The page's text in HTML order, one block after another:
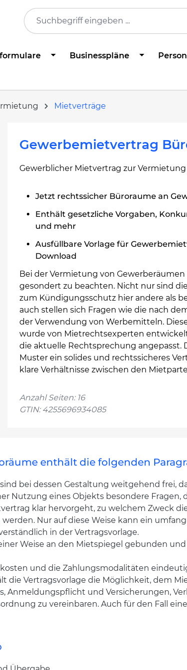
Businesspläne
Mietverträge
Gewerbemietvertrag
Gewerblicher Mietvertrag zur
Jetzt rechtssicher Büroraume an
Enthält gesetzliche Vorgaben,
und mehr
Ausfüllbare Vorlage für
Download
Bei der Vermietung von
gesondert zu beachten. Nicht nur sind
zum Kündigungsschutz hier andere als
auch stellen sich Fragen wie die nach
der Verwendung von Werbemitteln.
wurde von Mietrechtsexperten
die aktuelle Rechtsprechung angepasst.
Muster ein solides und rechtssicheres
klare Verhältnisse zwischen den
Anzahl Seiten: 16
GTIN: 4255696934085
enthält die folgenden
bei dessen Gestaltung weitgehend frei,
Nutzung eines Objekts besondere
klar hervorgeht, zu welchem Zweck
Nur auf diese Weise kann ein
in der Vertragsvorlage.
Weise an den Mietspiegel gebunden
und die Zahlungsmodalitäten
die Vertragsvorlage die Möglichkeit, dem
Anmeldungspflicht und Versicherungen,
zu vereinbaren. Auch für den Fall